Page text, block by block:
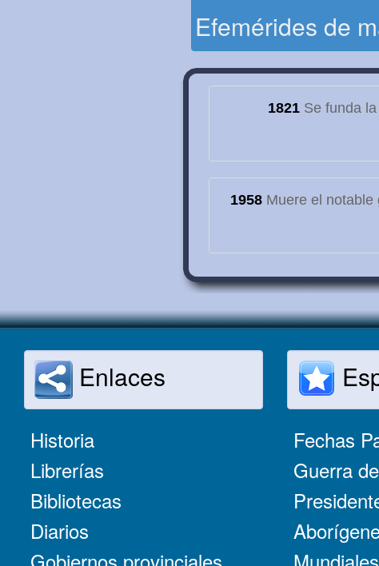
Efemérides de
1821Se funda la
1958 Muere el notable
Enlaces
Historia
Librerías
Bibliotecas
Diarios
Fechas
Guerra